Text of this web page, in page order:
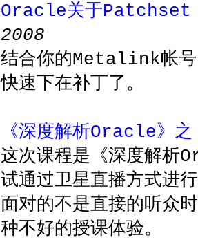
Oracle关于
2008
结合你的Metalink帐
快速下在补丁了。
《深度解析Oracle》
这次课程是《深度解析
试通过卫星直播方式进
面对的不是直接的听众
种不好的授课体验。